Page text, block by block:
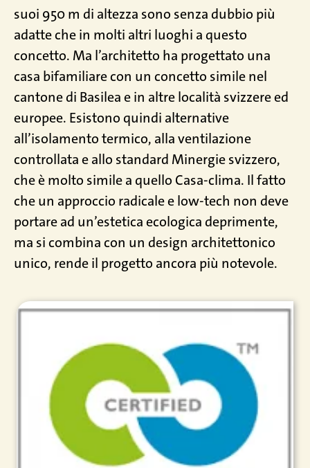
suoi 950 m di altezza sono senza dubbio più
adatte che in molti altri luoghi a questo
concetto. Ma l’architetto ha progettato una
casa bifamiliare con un concetto simile nel
cantone di Basilea e in altre località svizzere ed
europee. Esistono quindi alternative
all’isolamento termico, alla ventilazione
controllata e allo standard Minergie svizzero,
che è molto simile a quello Casa-clima. Il fatto
che un approccio radicale e low-tech non deve
portare ad un’estetica ecologica deprimente,
ma si combina con un design architettonico
unico, rende il progetto ancora più notevole.